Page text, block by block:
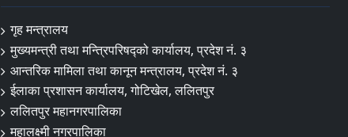
गृह मन्त्रालय
मुख्यमन्त्री तथा मन्त्रिपरिषद्को कार्यालय, प्रदेश नं. ३
आन्तरिक मामिला तथा कानून मन्त्रालय, प्रदेश नं. ३
ईलाका प्रशासन कार्यालय, गोटिखेल, ललितपुर
ललितपुर महानगरपालिका
महालक्ष्मी नगरपालिका